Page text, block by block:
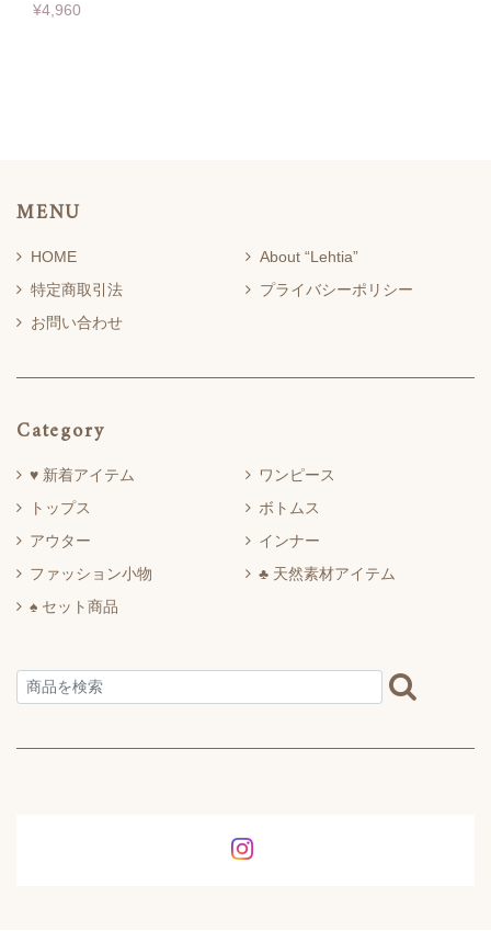
¥4,960
MENU
HOME
About “Lehtia”
特定商取引法
プライバシーポリシー
お問い合わせ
Category
♥ 新着アイテム
ワンピース
トップス
ボトムス
アウター
インナー
ファッション小物
♣ 天然素材アイテム
♠ セット商品